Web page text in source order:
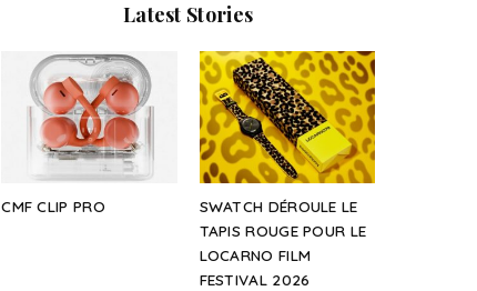
Latest Stories
CMF CLIP PRO
SWATCH DÉROULE LE
TAPIS ROUGE POUR LE
LOCARNO FILM
FESTIVAL 2026